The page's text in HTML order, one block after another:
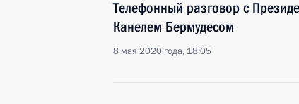
Телефонный разговор с
Канелем Бермудесом
8 мая 2020 года, 18:05